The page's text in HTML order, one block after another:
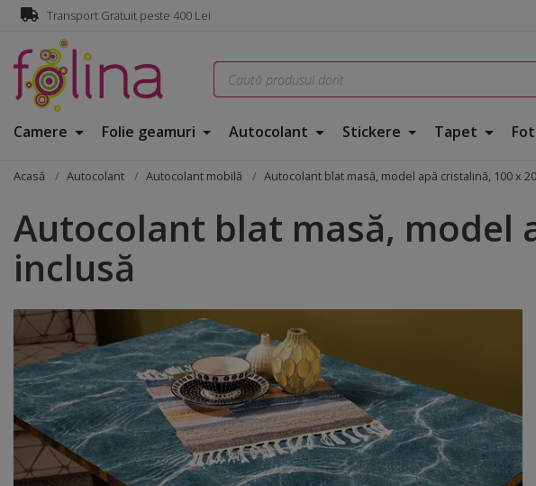
Transport Gratuit peste 400 Lei
Camere Folie geamuri Autocolant Stickere Tapet
Acasă Autocolant Autocolant mobilă Autocolant blat masă, model apă cristalină, 100 x
Autocolant blat masă, model
inclusă